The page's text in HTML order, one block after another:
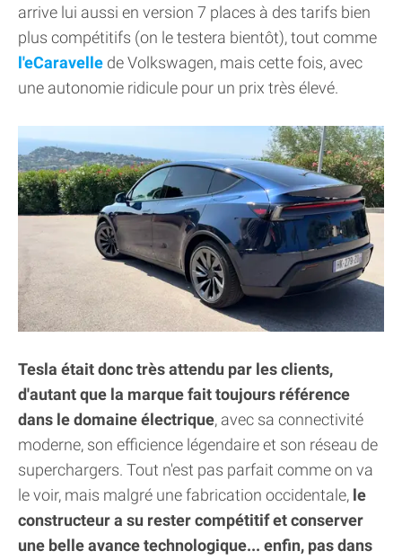
arrive lui aussi en version 7 places à des tarifs bien
plus compétitifs (on le testera bientôt), tout comme
l'eCaravelle de Volkswagen, mais cette fois, avec
une autonomie ridicule pour un prix très élevé.
Tesla était donc très attendu par les clients,
d'autant que la marque fait toujours référence
dans le domaine électrique, avec sa connectivité
moderne, son efficience légendaire et son réseau de
superchargers. Tout n'est pas parfait comme on va
le voir, mais malgré une fabrication occidentale, le
constructeur a su rester compétitif et conserver
une belle avance technologique... enfin, pas dans